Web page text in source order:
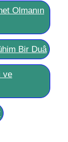
Olmanın
Bir Duâ
ve